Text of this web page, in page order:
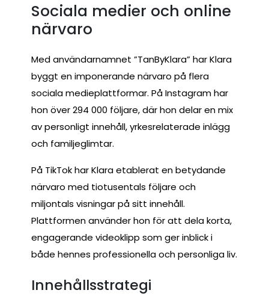
Sociala medier och online
närvaro
Med användarnamnet ”TanByKlara” har Klara
byggt en imponerande närvaro på flera
sociala medieplattformar. På Instagram har
hon över 294 000 följare, där hon delar en mix
av personligt innehåll, yrkesrelaterade inlägg
och familjeglimtar.
På TikTok har Klara etablerat en betydande
närvaro med tiotusentals följare och
miljontals visningar på sitt innehåll.
Plattformen använder hon för att dela korta,
engagerande videoklipp som ger inblick i
både hennes professionella och personliga liv.
Innehållsstrategi